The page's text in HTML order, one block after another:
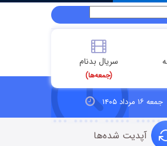
سریال بدنام
(جمعه‌ها)
جمعه ۱۶ مرداد ۱۴۰۵
آپدیت شده‌ها